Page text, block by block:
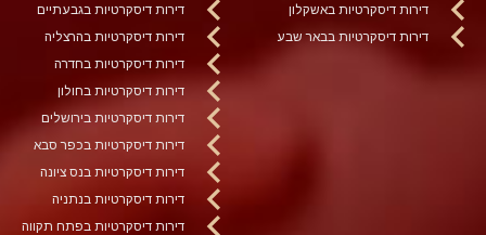
דירות דיסקרטיות באשקלון
דירות דיסקרטיות בבאר שבע
דירות דיסקרטיות בגבעתיים
דירות דיסקרטיות בהרצליה
דירות דיסקרטיות בחדרה
דירות דיסקרטיות בחולון
דירות דיסקרטיות בירושלים
דירות דיסקרטיות בכפר סבא
דירות דיסקרטיות בנס ציונה
דירות דיסקרטיות בנתניה
דירות דיסקרטיות בפתח תקווה